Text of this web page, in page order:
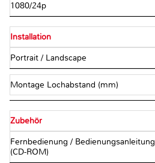
1080/24p
Installation
Portrait / Landscape
Montage Lochabstand (mm)
Zubehör
Fernbedienung / Bedienungsanleitung
(CD-ROM)